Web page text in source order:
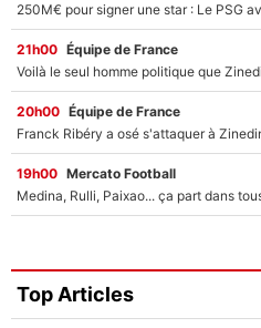
21h00 Équipe de France
20h00 Équipe de France
19h00 Mercato Football
Top Articles